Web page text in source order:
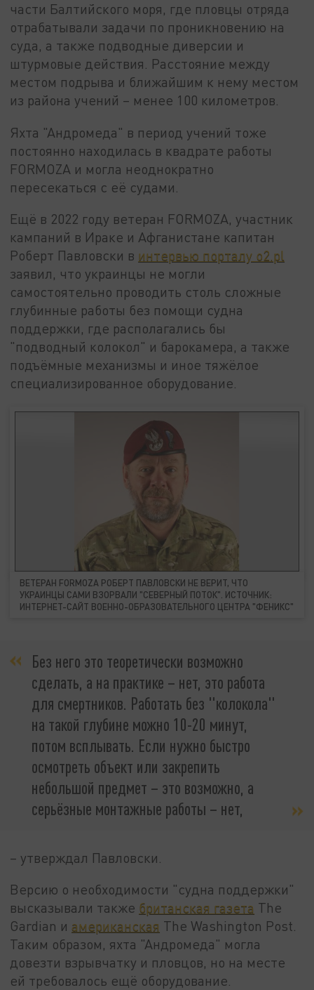
части Балтийского моря, где пловцы отряда
отрабатывали задачи по проникновению на
суда, а также подводные диверсии и
штурмовые действия. Расстояние между
местом подрыва и ближайшим к нему местом
из района учений – менее 100 километров.
Яхта "Андромеда" в период учений тоже
постоянно находилась в квадрате работы
FORMOZA и могла неоднократно
пересекаться с её судами.
Ещё в 2022 году ветеран FORMOZA, участник
кампаний в Ираке и Афганистане капитан
Роберт Павловски в интервью порталу o2.pl
заявил, что украинцы не могли
самостоятельно проводить столь сложные
глубинные работы без помощи судна
поддержки, где располагались бы
"подводный колокол" и барокамера, а также
подъёмные механизмы и иное тяжёлое
специализированное оборудование.
ВЕТЕРАН FORMOZA РОБЕРТ ПАВЛОВСКИ НЕ ВЕРИТ, ЧТО
УКРАИНЦЫ САМИ ВЗОРВАЛИ "СЕВЕРНЫЙ ПОТОК". ИСТОЧНИК:
ИНТЕРНЕТ-САЙТ ВОЕННО-ОБРАЗОВАТЕЛЬНОГО ЦЕНТРА "ФЕНИКС"
Без него это теоретически возможно
сделать, а на практике – нет, это работа
для смертников. Работать без "колокола"
на такой глубине можно 10-20 минут,
потом всплывать. Если нужно быстро
осмотреть объект или закрепить
небольшой предмет – это возможно, а
серьёзные монтажные работы – нет,
– утверждал Павловски.
Версию о необходимости "судна поддержки"
высказывали также британская газета The
Gardian и американская The Washington Post.
Таким образом, яхта "Андромеда" могла
довезти взрывчатку и пловцов, но на месте
ей требовалось ещё оборудование.